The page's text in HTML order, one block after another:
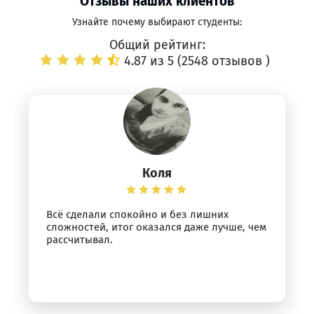
Узнайте почему выбирают студенты:
Общий рейтинг:
4.87 из 5 (2548 отзывов )
Коля
Всё сделали спокойно и без лишних
сложностей, итог оказался даже лучше, чем
рассчитывал.